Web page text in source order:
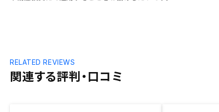
関連する評判・口コミ
RELATED REVIEWS